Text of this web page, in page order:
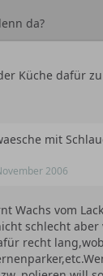
da?
Küche dafür
mit
2006
Wachs vom
schlecht aber
recht